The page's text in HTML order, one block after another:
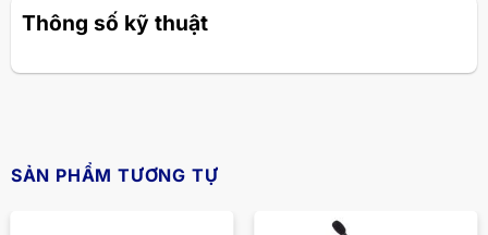
Thông số kỹ thuật
SẢN PHẨM TƯƠNG TỰ